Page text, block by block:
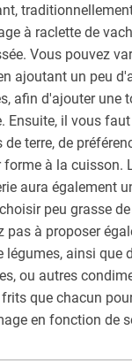
à raclette de
Vous pouvez
ajoutant un peu
afin d'ajouter une
Ensuite, il vous
de terre, de
forme à la cuisson.
aura également
peu grasse
pas à proposer
légumes, ainsi que
ou autres
que chacun
en fonction de